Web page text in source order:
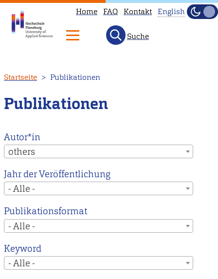
zum
Inhalt
Home FAQ Kontakt
to
our
main
instead.
English
Hell
Suche
Startseite Publikationen
Publikationen
Autor*in
others
Jahr der Veröffentlichung
- Alle -
Publikationsformat
- Alle -
Keyword
- Alle -